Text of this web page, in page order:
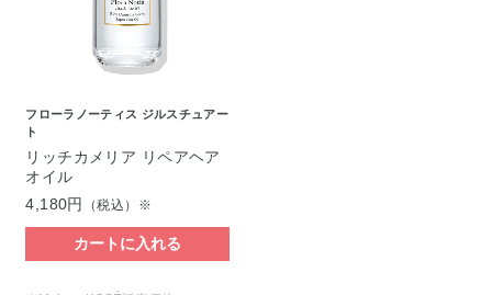
フローラノーティス ジルスチュアー
ト
リッチカメリア リペアヘア
オイル
4,180円
（税込）※
カートに入れる